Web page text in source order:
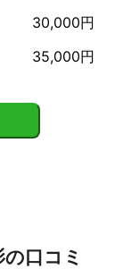
いております。
30,000円
35,000円
て見る
口コミ